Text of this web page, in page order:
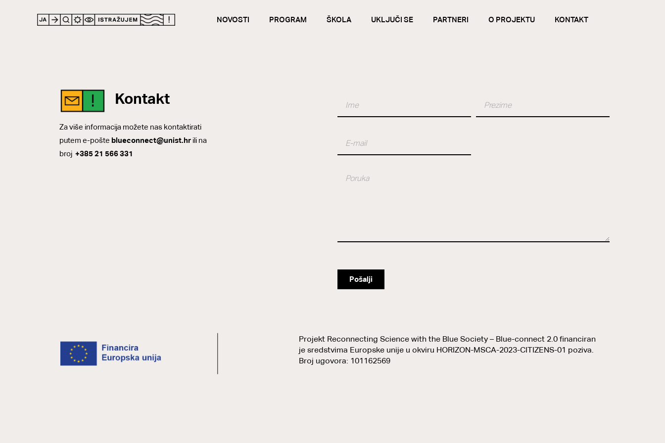
NOVOSTI PROGRAM ŠKOLA UKLJUČI SE PARTNERI O PROJEKTU KONTAKT
Kontakt
Za više informacija možete nas kontaktirati
putem e-pošte blueconnect@unist.hr ili na
broj +385 21 566 331
Pošalji
Projekt Reconnecting Science with the Blue Society – Blue-connect 2.0 financiran
je sredstvima Europske unije u okviru HORIZON-MSCA-2023-CITIZENS-01 poziva.
Broj ugovora: 101162569